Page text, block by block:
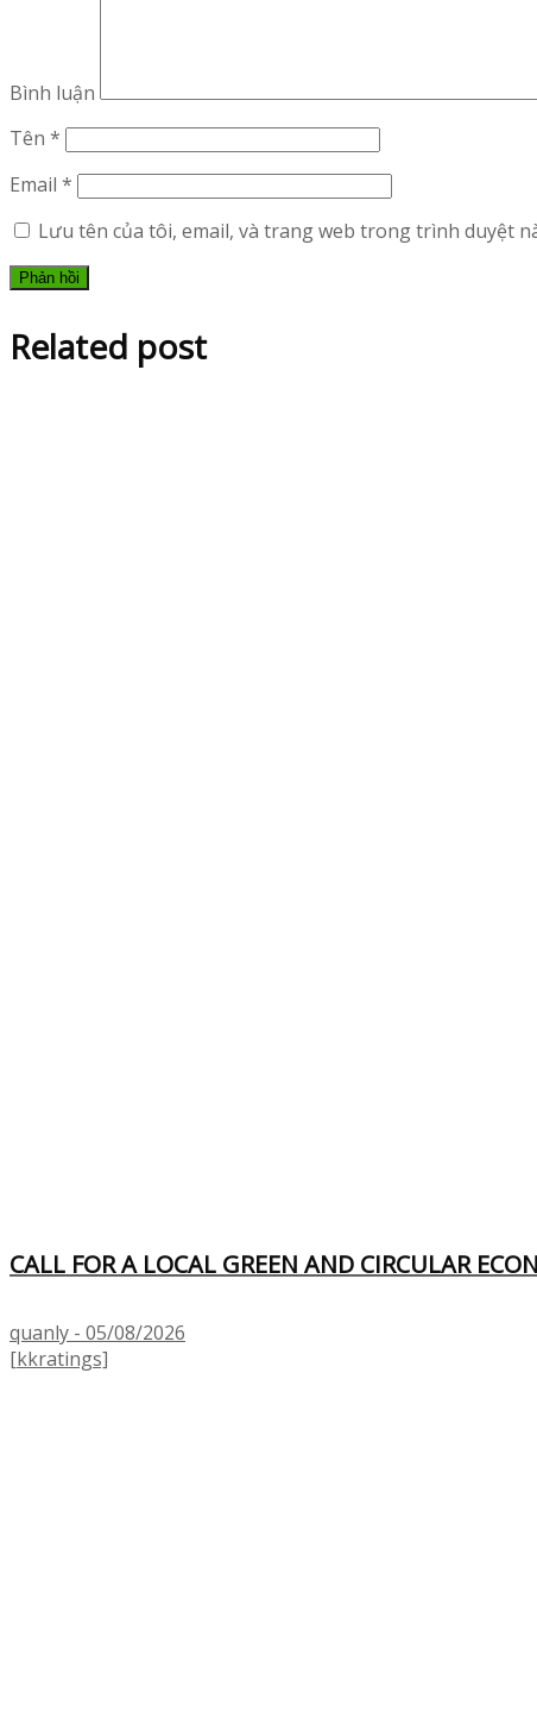
Bình luận
Tên *
Email *
Lưu tên của tôi, email, và trang web trong trình duyệt
Related post
CALL FOR A LOCAL GREEN AND CIRCULAR
quanly - 05/08/2026
[kkratings]